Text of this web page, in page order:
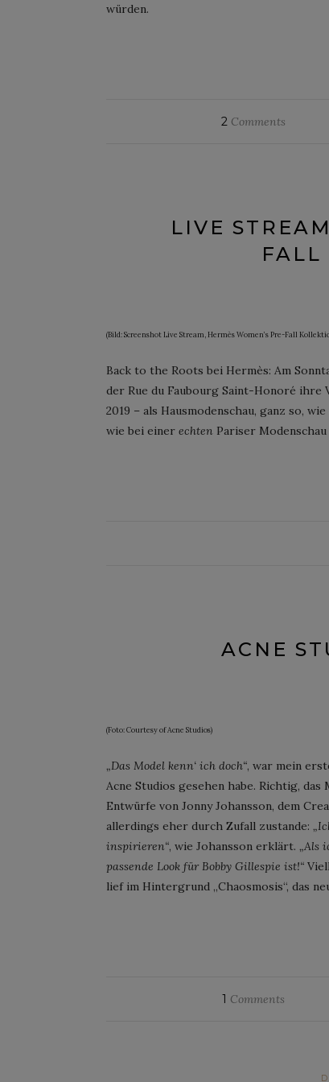
würden.
2 Comments
LIVE
FALL
(Bild: Screenshot Live Stream, Hermès Women’s Pre-Fall
Back to the Roots bei Hermès: Am
der Rue du Faubourg Saint-Honoré
2019 – als Hausmodenschau, ganz so,
wie bei einer echten Pariser
ACNE
(Foto: Courtesy of Acne Studios)
„Das Model kenn‘ ich doch“, war mein
Acne Studios gesehen habe. Richtig,
Entwürfe von Jonny Johansson, dem
allerdings eher durch Zufall zustande:
inspirieren“, wie Johansson erklärt. „Als
passende Look für Bobby Gillespie ist!“
lief im Hintergrund „Chaosmosis“, das
1 Comments